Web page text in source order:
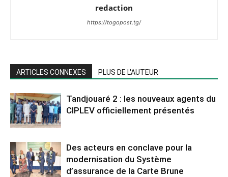
redaction
https://togopost.tg/
ARTICLES CONNEXES PLUS DE L'AUTEUR
Tandjouaré 2 : les nouveaux agents du
CIPLEV officiellement présentés
Des acteurs en conclave pour la
modernisation du Système
d’assurance de la Carte Brune